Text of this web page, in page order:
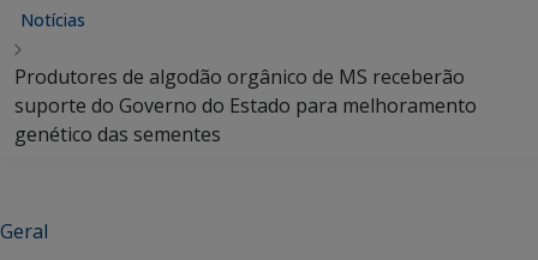
Notícias
Produtores de algodão orgânico de MS receberão
suporte do Governo do Estado para melhoramento
genético das sementes
Geral